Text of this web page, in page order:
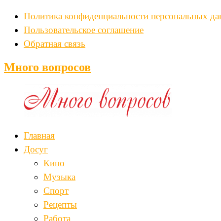
Политика конфиденциальности персональных
Пользовательское соглашение
Обратная связь
Много вопросов
Главная
Досуг
Кино
Музыка
Спорт
Рецепты
Работа